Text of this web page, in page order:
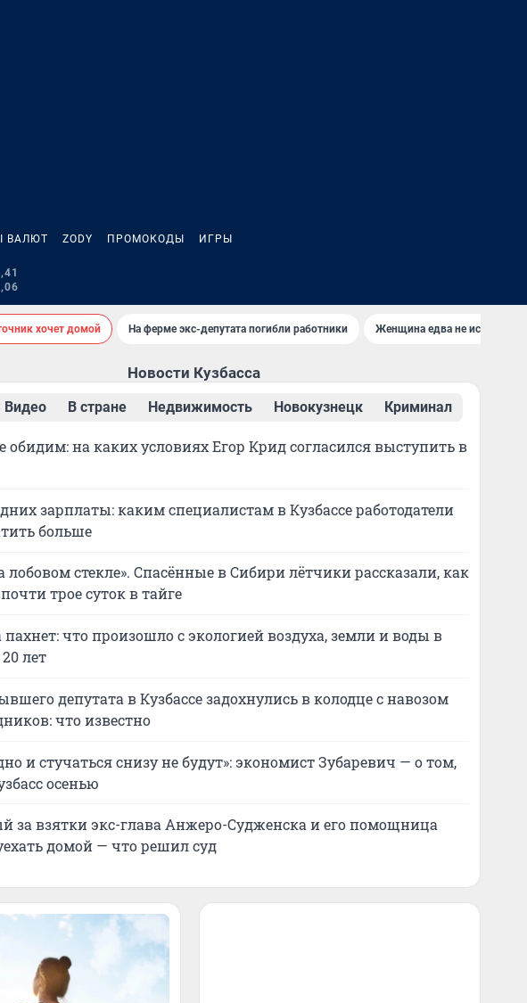
ВАЛЮТ ZODY ПРОМОКОДЫ ИГРЫ
хочет домой На ферме экс-депутата погибли работники Женщина едва не истекла
Новости Кузбасса
Видео В стране Недвижимость Новокузнецк Криминал
обидим: на каких условиях Егор Крид согласился выступить в
зарплаты: каким специалистам в Кузбассе работодатели
больше
лобовом стекле». Спасённые в Сибири лётчики рассказали, как
трое суток в тайге
пахнет: что произошло с экологией воздуха, земли и воды в
лет
депутата в Кузбассе задохнулись в колодце с навозом
что известно
и стучаться снизу не будут»: экономист Зубаревич — о том,
осенью
за взятки экс-глава Анжеро-Судженска и его помощница
домой — что решил суд